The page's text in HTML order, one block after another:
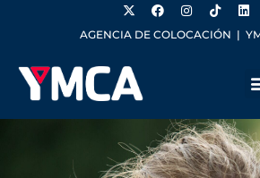
AGENCIA DE COLOCACIÓN |